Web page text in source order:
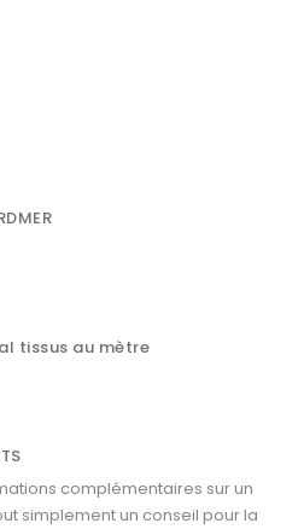
tissus au mètre
complémentaires sur un
simplement un conseil pour la